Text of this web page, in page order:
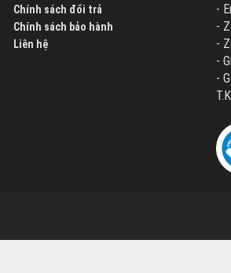
Chính sách đổi trả
Chính sách bảo hành
Liên hệ
-
-
-
-
-